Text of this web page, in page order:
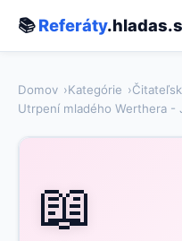
📚Referáty
Domov Kategórie
Utrpení mladého Werthera -
📖